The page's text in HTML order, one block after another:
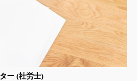
知識
ー (社労士)